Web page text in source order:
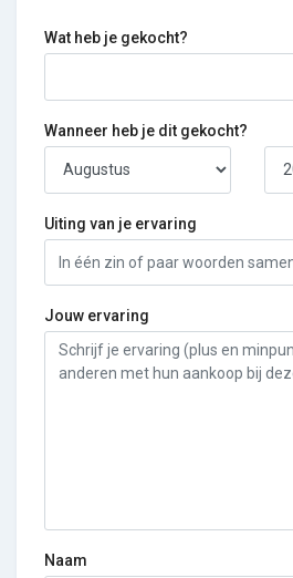
Wat heb je gekocht?
Wanneer heb je dit gekocht?
Uiting van je ervaring
Jouw ervaring
Naam